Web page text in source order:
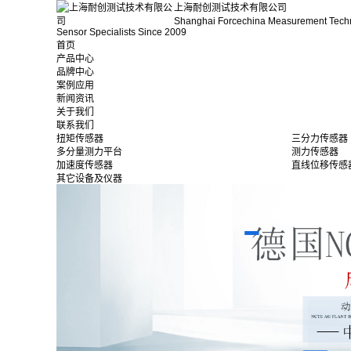
上海耐创测试技术有限公司
Shanghai Forcechina Measurement
Sensor Specialists Since 2009
首页
产品中心
品牌中心
案例应用
新闻资讯
关于我们
联系我们
扭矩传感器
三分力传感器
多分量测力平台
测力传感器
加速度传感器
直线位移传感
其它设备及仪器